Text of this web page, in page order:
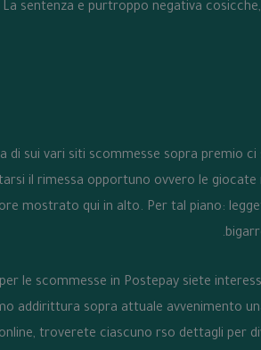
La sentenza e purtroppo negativa
di sui vari siti scommesse sopra
il rimessa opportuno ovvero le
mostrato qui in alto. Per tal piano:
le scommesse in Postepay siete
addirittura sopra attuale avvenimento
troverete ciascuno rso dettagli per